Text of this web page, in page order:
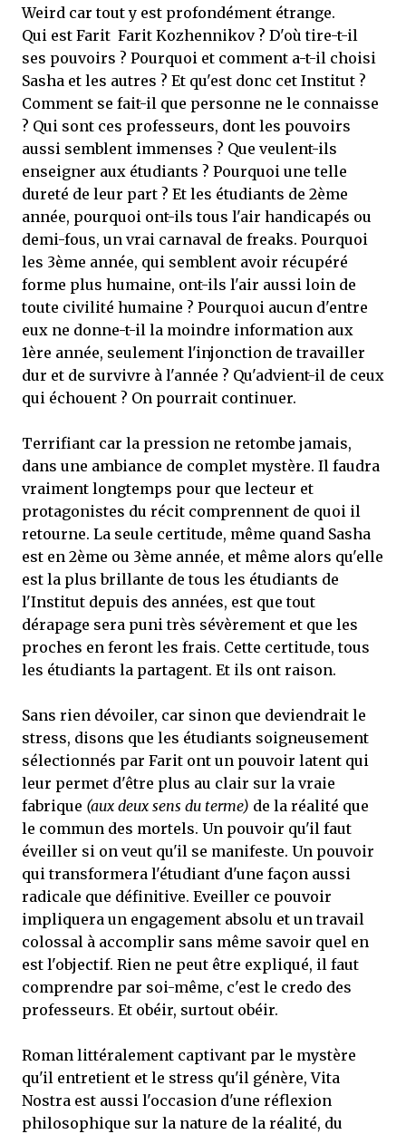
Weird car tout y est profondément étrange.
Qui est Farit Farit Kozhennikov ? D'où tire-t-il
ses pouvoirs ? Pourquoi et comment a-t-il choisi
Sasha et les autres ? Et qu'est donc cet Institut ?
Comment se fait-il que personne ne le connaisse
? Qui sont ces professeurs, dont les pouvoirs
aussi semblent immenses ? Que veulent-ils
enseigner aux étudiants ? Pourquoi une telle
dureté de leur part ? Et les étudiants de 2ème
année, pourquoi ont-ils tous l'air handicapés ou
demi-fous, un vrai carnaval de freaks. Pourquoi
les 3ème année, qui semblent avoir récupéré
forme plus humaine, ont-ils l'air aussi loin de
toute civilité humaine ? Pourquoi aucun d'entre
eux ne donne-t-il la moindre information aux
1ère année, seulement l'injonction de travailler
dur et de survivre à l'année ? Qu'advient-il de ceux
qui échouent ? On pourrait continuer.
Terrifiant car la pression ne retombe jamais,
dans une ambiance de complet mystère. Il faudra
vraiment longtemps pour que lecteur et
protagonistes du récit comprennent de quoi il
retourne. La seule certitude, même quand Sasha
est en 2ème ou 3ème année, et même alors qu'elle
est la plus brillante de tous les étudiants de
l'Institut depuis des années, est que tout
dérapage sera puni très sévèrement et que les
proches en feront les frais. Cette certitude, tous
les étudiants la partagent. Et ils ont raison.
Sans rien dévoiler, car sinon que deviendrait le
stress, disons que les étudiants soigneusement
sélectionnés par Farit ont un pouvoir latent qui
leur permet d'être plus au clair sur la vraie
fabrique (aux deux sens du terme) de la réalité que
le commun des mortels. Un pouvoir qu'il faut
éveiller si on veut qu'il se manifeste. Un pouvoir
qui transformera l'étudiant d'une façon aussi
radicale que définitive. Eveiller ce pouvoir
impliquera un engagement absolu et un travail
colossal à accomplir sans même savoir quel en
est l'objectif. Rien ne peut être expliqué, il faut
comprendre par soi-même, c'est le credo des
professeurs. Et obéir, surtout obéir.
Roman littéralement captivant par le mystère
qu'il entretient et le stress qu'il génère, Vita
Nostra est aussi l'occasion d'une réflexion
philosophique sur la nature de la réalité, du